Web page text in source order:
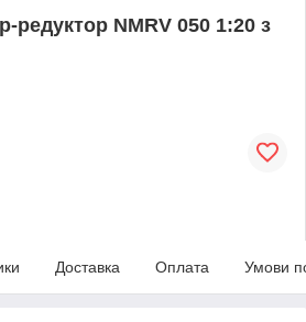
редуктор NMRV 050 1:20 з
Доставка Оплата Умови